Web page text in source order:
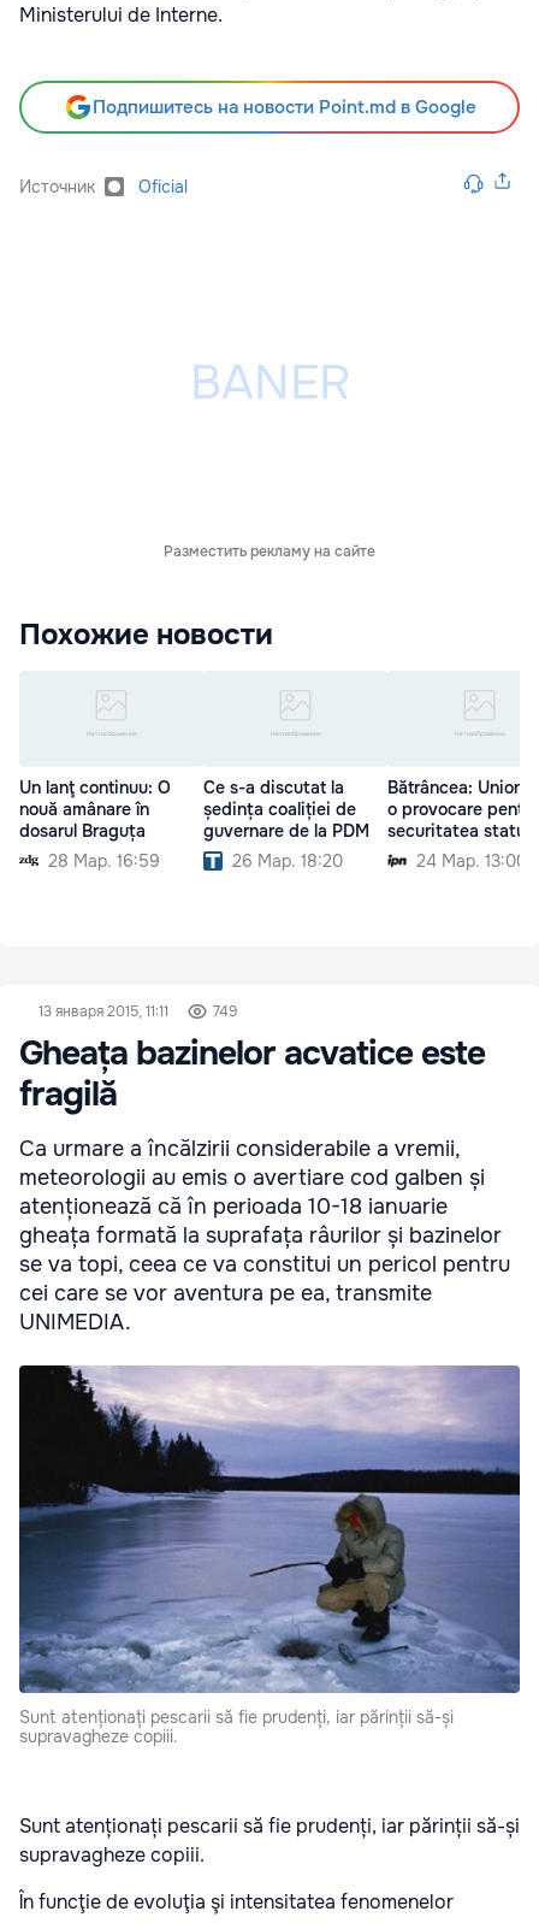
Ministerului de Interne.
Подпишитесь на новости Point.md в Google
Источник Oficial
Разместить рекламу на сайте
Похожие новости
Un lanţ continuu: O
nouă amânare în
dosarul Braguța
28 Мар. 16:59
Ce s-a discutat la
ședința coaliției de
guvernare de la PDM
26 Мар. 18:20
Bătrâncea:
o provocare pentru
securitatea
24 Мар. 13:00
13 января 2015, 11:11 749
Gheața bazinelor acvatice este
fragilă
Ca urmare a încălzirii considerabile a vremii,
meteorologii au emis o avertiare cod galben și
atenționează că în perioada 10-18 ianuarie
gheața formată la suprafața râurilor și bazinelor
se va topi, ceea ce va constitui un pericol pentru
cei care se vor aventura pe ea, transmite
UNIMEDIA.
Sunt atenționați pescarii să fie prudenți, iar părinții să-și
supravagheze copiii.
Sunt atenționați pescarii să fie prudenți, iar părinții să-și
supravagheze copiii.
În funcţie de evoluţia şi intensitatea fenomenelor